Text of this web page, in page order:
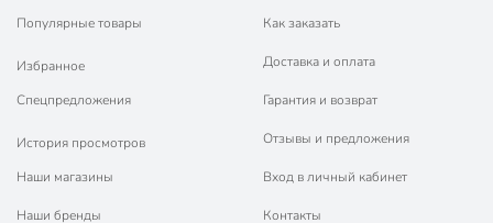
Популярные товары
Избранное
Спецпредложения
История просмотров
Наши магазины
Наши бренды
Как заказать
Доставка и оплата
Гарантия и возврат
Отзывы и предложения
Вход в личный кабинет
Контакты